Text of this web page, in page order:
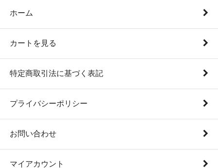
ホーム
カートを見る
特定商取引法に基づく表記
プライバシーポリシー
お問い合わせ
マイアカウント